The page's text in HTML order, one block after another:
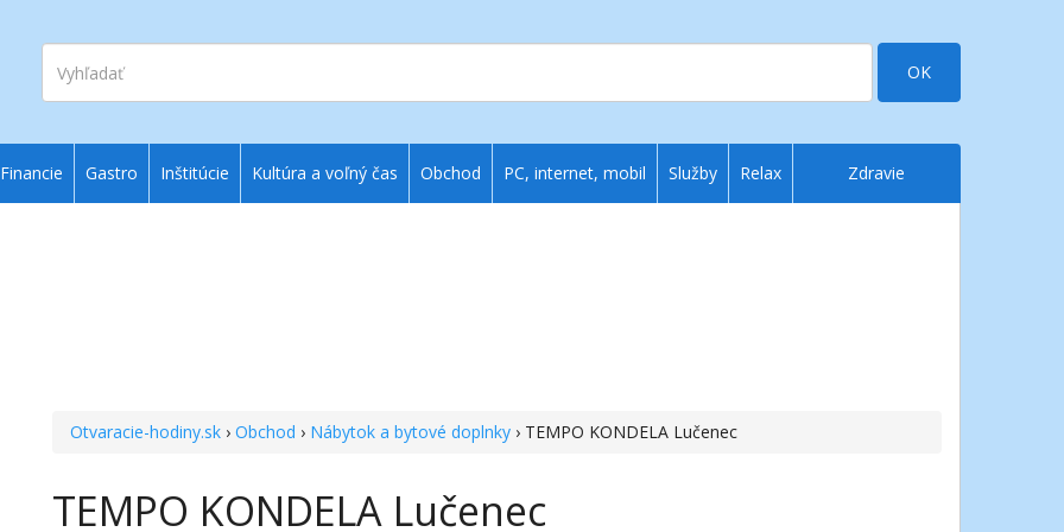
Vyhľadať
OK
Otvaracie-hodiny.sk ›Obchod › Nábytok a bytové doplnky › TEMPO KONDELA Lučenec
TEMPO KONDELA Lučenec
Financie Gastro Inštitúcie Kultúra a voľný čas Obchod PC, internet, mobil Služby Relax Zdravie